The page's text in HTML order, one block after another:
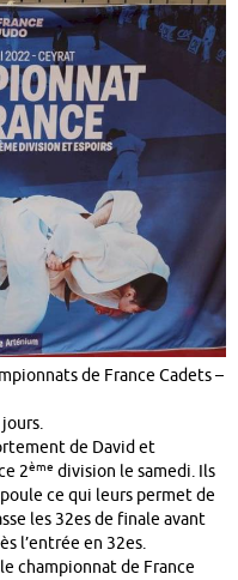
de France Cadets –
de David et
2ème division le samedi. Ils
ce qui leurs permet de
les 32es de finale avant
l’entrée en 32es.
championnat de France